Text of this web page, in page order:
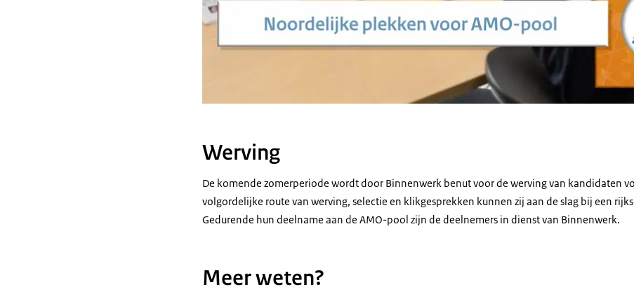
Werving
De komende zomerperiode wordt door Binnenwerk benut voor de werving van kandidaten
volgordelijke route van werving, selectie en klikgesprekken kunnen zij aan de slag bij een
Gedurende hun deelname aan de AMO-pool zijn de deelnemers in dienst van Binnenwerk.
Meer weten?